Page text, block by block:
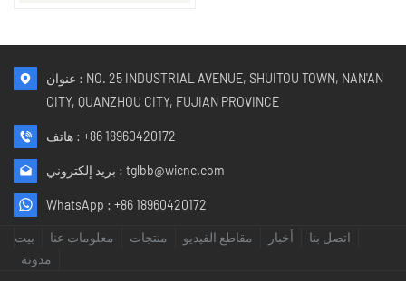
عنوان : NO. 25 INDUSTRIAL AVENUE, SHUITOU TOWN, NAN'AN
CITY, QUANZHOU CITY, FUJIAN PROVINCE
هاتف : +86 18960420172
بريد إلكتروني : tglbb@wicnc.com
WhatsApp : +86 18960420172
بيت معلومات عنا منتجات مقاطع الفيديو أخبار
اتصل بنا
مدونة